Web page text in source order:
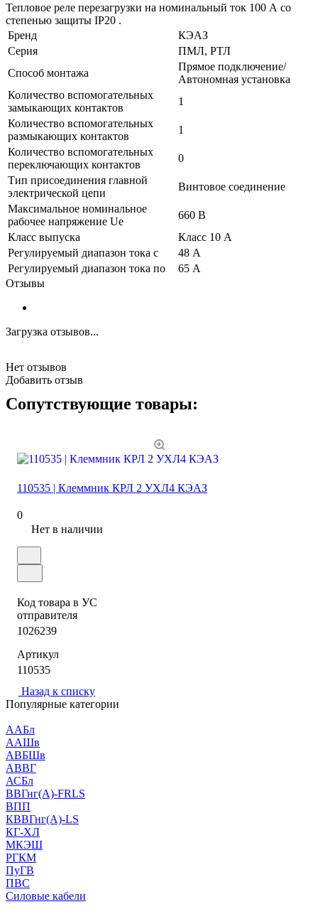
Тепловое реле перезагрузки на номинальный ток 100 А со
степенью защиты IP20 .
Бренд
КЭАЗ
Серия
ПМЛ, РТЛ
Способ монтажа
Прямое подключение/
Автономная установка
Количество вспомогательных
замыкающих контактов
1
Количество вспомогательных
размыкающих контактов
1
Количество вспомогательных
переключающих контактов
0
Тип присоединения главной
электрической цепи
Винтовое соединение
Максимальное номинальное
рабочее напряжение Ue
660 В
Класс выпуска
Класс 10 A
Регулируемый диапазон тока с
48 А
Регулируемый диапазон тока по
65 А
Отзывы
Загрузка отзывов...
Нет отзывов
Добавить отзыв
Сопутствующие товары:
110535 | Клеммник КРЛ 2 УХЛ4 КЭАЗ
0
Нет в наличии
Код товара в УС
отправителя
1026239
Артикул
110535
Назад к списку
Популярные категории
ААБл
ААШв
АВБШв
АВВГ
АСБл
ВВГнг(А)-FRLS
ВПП
КВВГнг(А)-LS
КГ-ХЛ
МКЭШ
РГКМ
ПуГВ
ПВС
Силовые кабели